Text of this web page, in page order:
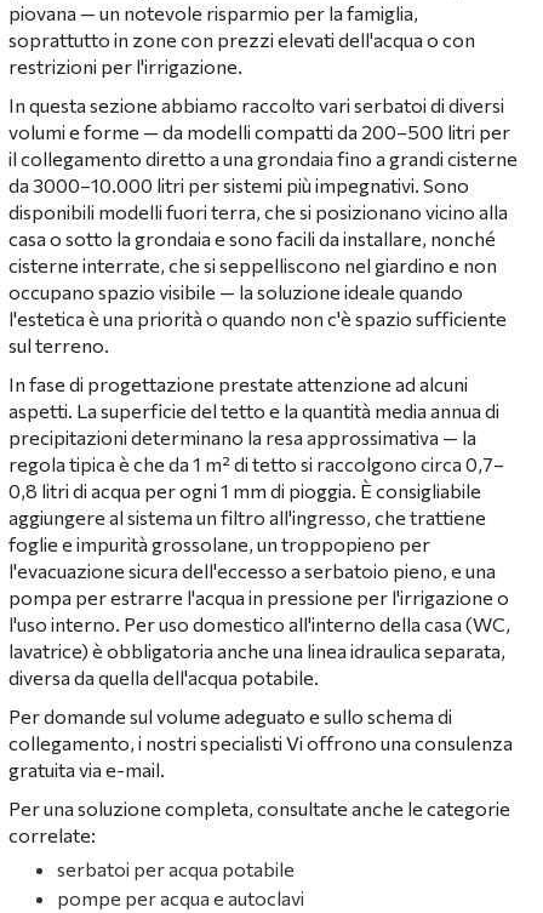
piovana — un notevole risparmio per la famiglia,
soprattutto in zone con prezzi elevati dell'acqua o con
restrizioni per l'irrigazione.
In questa sezione abbiamo raccolto vari serbatoi di diversi
volumi e forme — da modelli compatti da 200–500 litri per
il collegamento diretto a una grondaia fino a grandi cisterne
da 3000–10.000 litri per sistemi più impegnativi. Sono
disponibili modelli fuori terra, che si posizionano vicino alla
casa o sotto la grondaia e sono facili da installare, nonché
cisterne interrate, che si seppelliscono nel giardino e non
occupano spazio visibile — la soluzione ideale quando
l'estetica è una priorità o quando non c'è spazio sufficiente
sul terreno.
In fase di progettazione prestate attenzione ad alcuni
aspetti. La superficie del tetto e la quantità media annua di
precipitazioni determinano la resa approssimativa — la
regola tipica è che da 1 m² di tetto si raccolgono circa 0,7–
0,8 litri di acqua per ogni 1 mm di pioggia. È consigliabile
aggiungere al sistema un filtro all'ingresso, che trattiene
foglie e impurità grossolane, un troppopieno per
l'evacuazione sicura dell'eccesso a serbatoio pieno, e una
pompa per estrarre l'acqua in pressione per l'irrigazione o
l'uso interno. Per uso domestico all'interno della casa (WC,
lavatrice) è obbligatoria anche una linea idraulica separata,
diversa da quella dell'acqua potabile.
Per domande sul volume adeguato e sullo schema di
collegamento, i nostri specialisti Vi offrono una consulenza
gratuita via e-mail.
Per una soluzione completa, consultate anche le categorie
correlate:
serbatoi per acqua potabile
pompe per acqua e autoclavi